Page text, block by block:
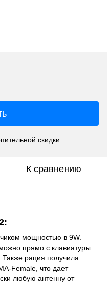
скидки
К сравнению
мощностью в 9W.
прямо с клавиатуры
рация получила
Female, что дает
любую антенну от